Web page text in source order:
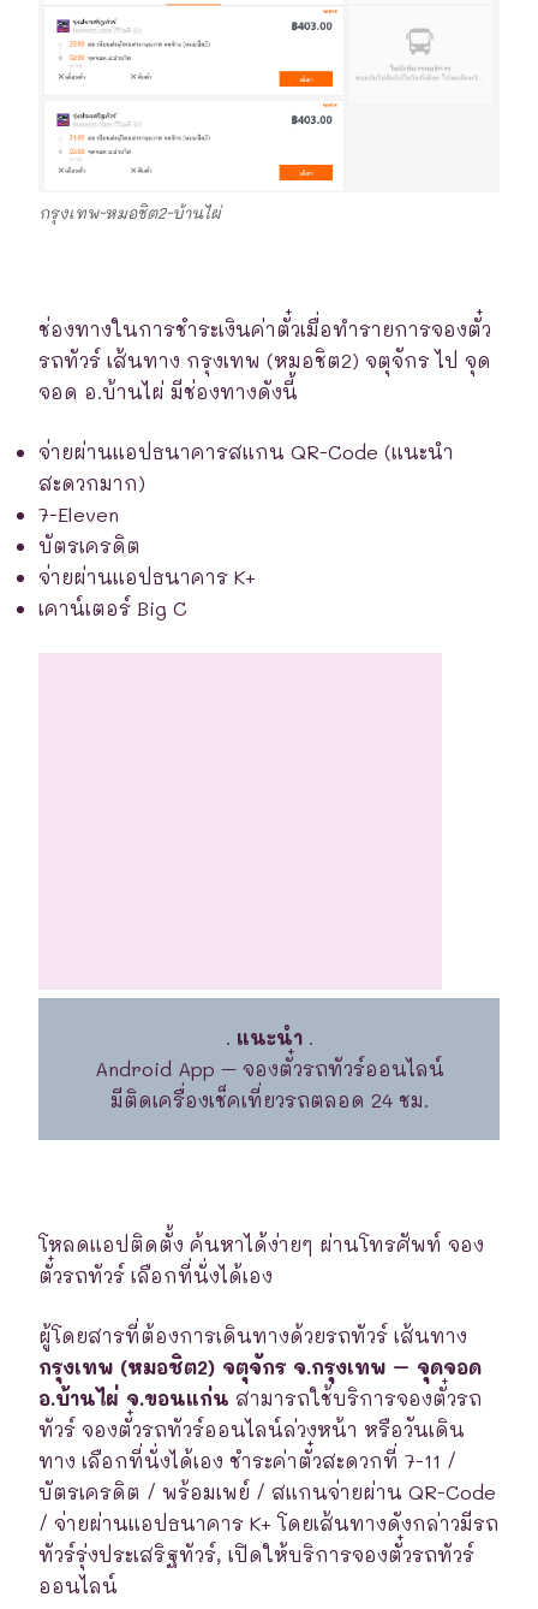
กรุงเทพ-หมอชิต2-บ้านไผ่
ช่องทางในการชำระเงินค่าตั๋วเมื่อทำรายการจองตั๋ว
รถทัวร์ เส้นทาง กรุงเทพ (หมอชิต2) จตุจักร ไป จุด
จอด อ.บ้านไผ่ มีช่องทางดังนี้
จ่ายผ่านแอปธนาคารสแกน QR-Code (แนะนำ
สะดวกมาก)
7-Eleven
บัตรเครดิต
จ่ายผ่านแอปธนาคาร K+
เคาน์เตอร์ Big C
. แนะนำ.
Android App – จองตั๋วรถทัวร์ออนไลน์
มีติดเครื่องเช็คเที่ยวรถตลอด 24 ชม.
โหลดแอปติดตั้ง ค้นหาได้ง่ายๆ ผ่านโทรศัพท์ จอง
ตั๋วรถทัวร์ เลือกที่นั่งได้เอง
ผู้โดยสารที่ต้องการเดินทางด้วยรถทัวร์ เส้นทาง
กรุงเทพ (หมอชิต2) จตุจักร จ.กรุงเทพ – จุดจอด
อ.บ้านไผ่ จ.ขอนแก่น สามารถใช้บริการจองตั๋วรถ
ทัวร์ จองตั๋วรถทัวร์ออนไลน์ล่วงหน้า หรือวันเดิน
ทาง เลือกที่นั่งได้เอง ชำระค่าตั๋วสะดวกที่ 7-11 /
บัตรเครดิต / พร้อมเพย์ / สแกนจ่ายผ่าน QR-Code
/ จ่ายผ่านแอปธนาคาร K+ โดยเส้นทางดังกล่าวมีรถ
ทัวร์รุ่งประเสริฐทัวร์, เปิดให้บริการจองตั๋วรถทัวร์
ออนไลน์